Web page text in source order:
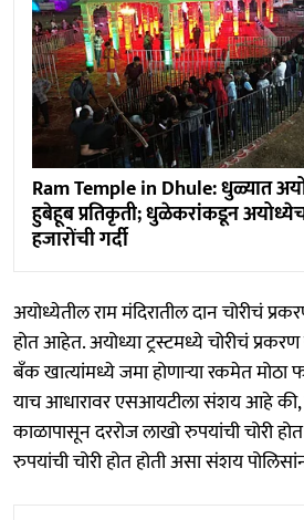
Ram Temple in Dhule: धुळ्यात
हुबेहूब प्रतिकृती; धुळेकरांकडून
हजारोंची गर्दी
अयोध्येतील राम मंदिरातील दान चोरीचं
होत आहेत. अयोध्या ट्रस्टमध्ये चोरीचं
बँक खात्यांमध्ये जमा होणाऱ्या रकमेत मोठा
याच आधारावर एसआयटीला संशय आहे की,
काळापासून दररोज लाखो रुपयांची चोरी
रुपयांची चोरी होत होती असा संशय